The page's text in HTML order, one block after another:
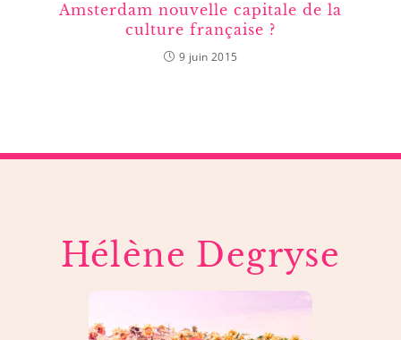
Amsterdam nouvelle capitale de la
culture française ?
9 juin 2015
Hélène Degryse